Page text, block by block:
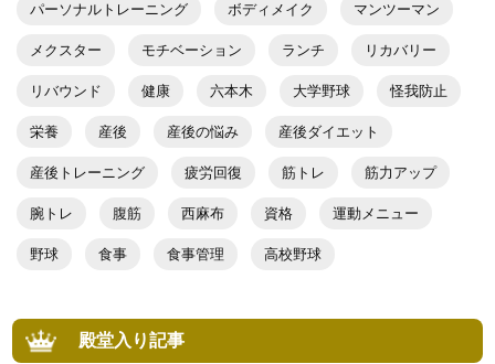
パーソナルトレーニング ボディメイク マンツーマン
メクスター モチベーション ランチ リカバリー
リバウンド 健康 六本木 大学野球 怪我防止
栄養 産後 産後の悩み 産後ダイエット
産後トレーニング 疲労回復 筋トレ 筋力アップ
腕トレ 腹筋 西麻布 資格 運動メニュー
野球 食事 食事管理 高校野球
殿堂入り記事